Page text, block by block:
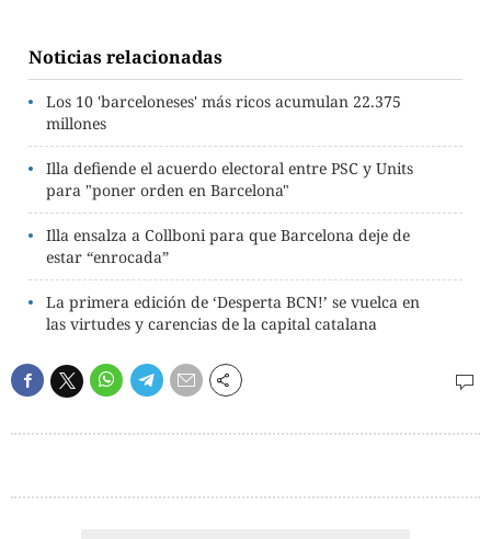
Noticias relacionadas
Los 10 'barceloneses' más ricos acumulan 22.375
millones
Illa defiende el acuerdo electoral entre PSC y Units
para "poner orden en Barcelona"
Illa ensalza a Collboni para que Barcelona deje de
estar “enrocada”
La primera edición de ‘Desperta BCN!’ se vuelca en
las virtudes y carencias de la capital catalana